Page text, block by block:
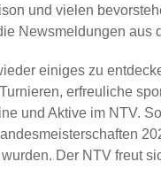
und vielen
Newsmeldungen aus
einiges zu
erfreuliche
und Aktive im NTV.
Der NTV freut